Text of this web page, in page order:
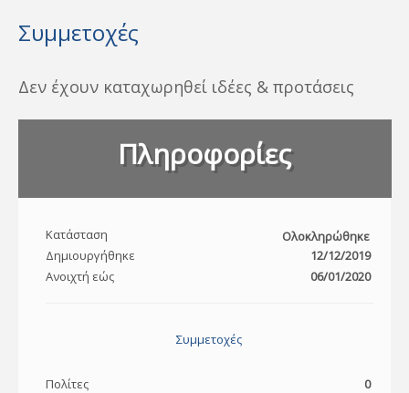
Συμμετοχές
Δεν έχουν καταχωρηθεί ιδέες & προτάσεις
Πληροφορίες
Κατάσταση
Ολοκληρώθηκε
Δημιουργήθηκε
12/12/2019
Ανοιχτή εώς
06/01/2020
Συμμετοχές
Πολίτες
0